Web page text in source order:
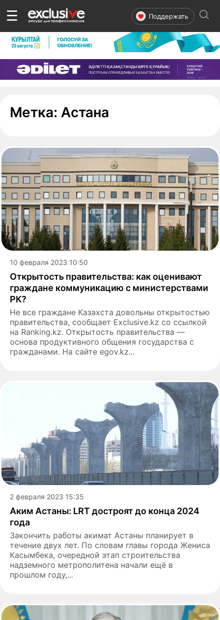
☰ Поддержать
Метка: Астана
10 февраля 2023 10:50
Открытость правительства: как оценивают
граждане коммуникацию с министерствами
РК?
Не все граждане Казахста довольны открытостью
правительства, сообщает Exclusive.kz со ссылкой
на Ranking.kz. Открытость правительства —
основа продуктивного общения государства с
гражданами. На сайте egov.kz...
2 февраля 2023 15:35
Аким Астаны: LRT достроят до конца 2024
года
Закончить работы акимат Астаны планирует в
течение двух лет. По словам главы города Жениса
Касымбека, очередной этап строительства
надземного метрополитена начали ещё в
прошлом году,...